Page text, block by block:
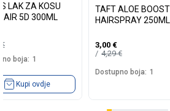
LAK ZA KOSU
5D 300ML
€
boja: 1
Kupi ovdje
TAFT ALOE BOOST
HAIRSPRAY 250ML
3,00 €
4,29€
Dostupno boja: 1